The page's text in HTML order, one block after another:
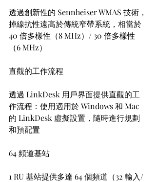
透過創新性的 Sennheiser WMAS 技術，
掉線抗性遠高於傳統窄帶系統，相當於
40 倍多樣性（8 MHz）/ 30 倍多樣性
（6 MHz）
直觀的工作流程
透過 LinkDesk 用戶界面提供直觀的工
作流程：使用適用於 Windows 和 Mac
的 LinkDesk 虛擬設置，隨時進行規劃
和預配置
64 頻道基站
1 RU 基站提供多達 64 個頻道（32 輸入/